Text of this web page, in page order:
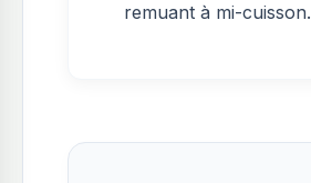
remuant à mi-cuisson.